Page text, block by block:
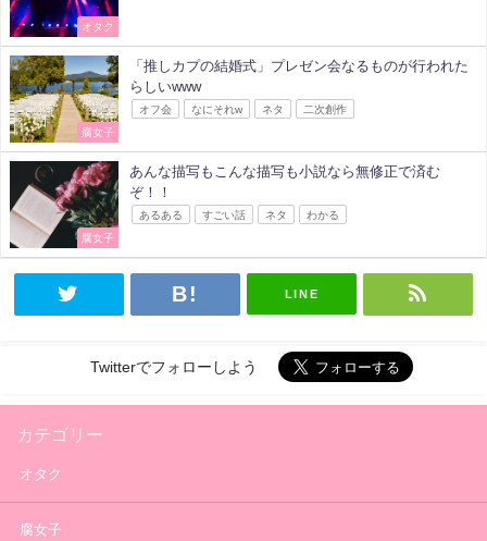
オタク
腐女子
「推しカプの結婚式」プレゼン会なるものが行われた
らしいwww
オフ会 なにそれw ネタ 二次創作
腐女子
あんな描写もこんな描写も小説なら無修正で済む
ぞ！！
あるある すごい話 ネタ わかる
LINE
Twitterでフォローしよう
カテゴリー
オタク
腐女子